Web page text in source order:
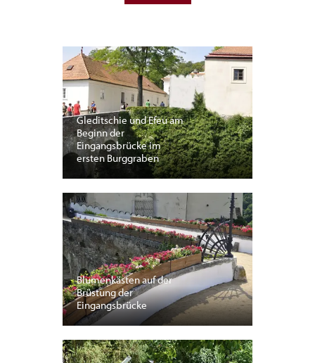
Gleditschie und Efeu am
Beginn der
Eingangsbrücke im
ersten Burggraben
Blumenkästen auf der
Brüstung der
Eingangsbrücke